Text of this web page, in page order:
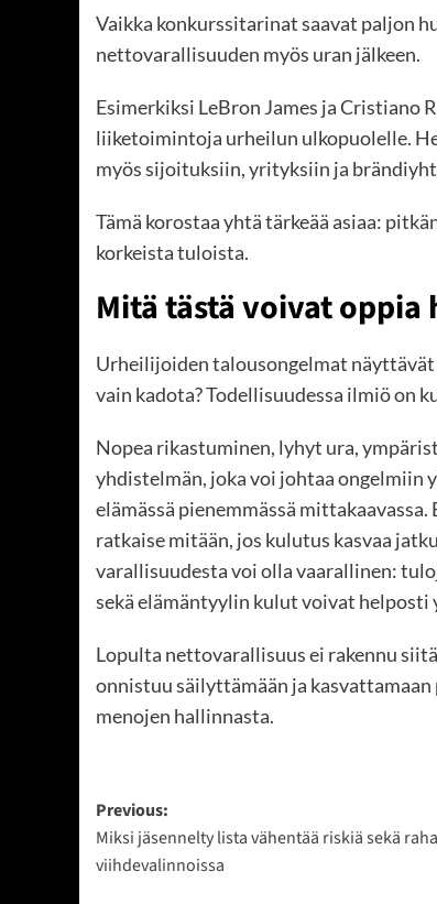
Vaikka konkurssitarinat saavat paljon
nettovarallisuuden myös uran jälkeen.
Esimerkiksi LeBron James ja Cristiano
liiketoimintoja urheilun ulkopuolelle.
myös sijoituksiin, yrityksiin ja
Tämä korostaa yhtä tärkeää asiaa:
korkeista tuloista.
Mitä tästä voivat
Urheilijoiden talousongelmat
vain kadota? Todellisuudessa ilmiö on
Nopea rikastuminen, lyhyt ura,
yhdistelmän, joka voi johtaa ongelmiin
elämässä pienemmässä mittakaavassa.
ratkaise mitään, jos kulutus kasvaa
varallisuudesta voi olla vaarallinen:
sekä elämäntyylin kulut voivat
Lopulta nettovarallisuus ei rakennu
onnistuu säilyttämään ja
menojen hallinnasta.
Post
navigation
Previous:
Miksi jäsennelty lista vähentää riskiä sekä
viihdevalinnoissa